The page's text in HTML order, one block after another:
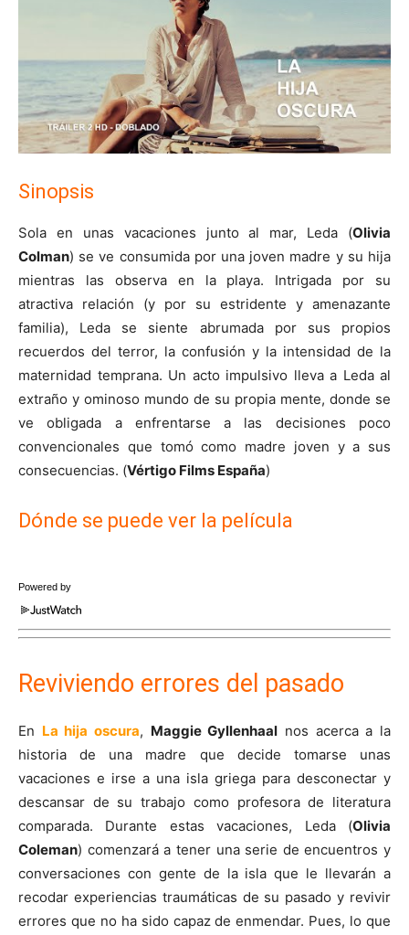
Sinopsis
Sola en unas vacaciones junto al mar, Leda (Olivia
Colman) se ve consumida por una joven madre y su hija
mientras las observa en la playa. Intrigada por su
atractiva relación (y por su estridente y amenazante
familia), Leda se siente abrumada por sus propios
recuerdos del terror, la confusión y la intensidad de la
maternidad temprana. Un acto impulsivo lleva a Leda al
extraño y ominoso mundo de su propia mente, donde se
ve obligada a enfrentarse a las decisiones poco
convencionales que tomó como madre joven y a sus
consecuencias. (Vértigo Films España)
Dónde se puede ver la película
Powered by
Reviviendo errores del pasado
En La hija oscura, Maggie Gyllenhaal nos acerca a la
historia de una madre que decide tomarse unas
vacaciones e irse a una isla griega para desconectar y
descansar de su trabajo como profesora de literatura
comparada. Durante estas vacaciones, Leda (Olivia
Coleman) comenzará a tener una serie de encuentros y
conversaciones con gente de la isla que le llevarán a
recodar experiencias traumáticas de su pasado y revivir
errores que no ha sido capaz de enmendar. Pues, lo que